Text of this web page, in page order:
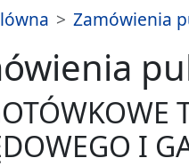
spraw
Zamówienia
I